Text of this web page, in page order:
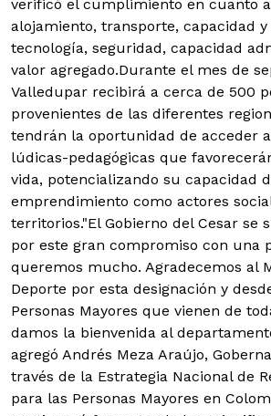
verificó el cumplimiento en cuanto
alojamiento, transporte, capacidad
tecnología, seguridad, capacidad
valor agregado.Durante el mes de
Valledupar recibirá a cerca de 500
provenientes de las diferentes
tendrán la oportunidad de acceder
lúdicas-pedagógicas que
vida, potencializando su capacidad
emprendimiento como actores
territorios."El Gobierno del Cesar se
por este gran compromiso con una
queremos mucho. Agradecemos al
Deporte por esta designación y
Personas Mayores que vienen de
damos la bienvenida al
agregó Andrés Meza Araújo,
través de la Estrategia Nacional de
para las Personas Mayores en